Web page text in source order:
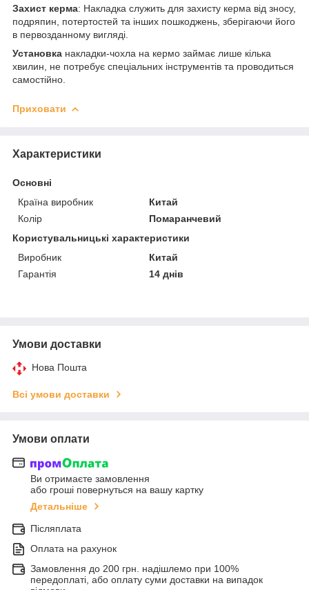
Захист керма: Накладка служить для захисту керма від зносу,
подряпин, потертостей та інших пошкоджень, зберігаючи його
в первозданному вигляді.
Установка накладки-чохла на кермо займає лише кілька
хвилин, не потребує спеціальних інструментів та проводиться
самостійно.
Приховати
Характеристики
Основні
Країна виробник
Китай
Колір
Помаранчевий
Користувальницькі характеристики
Виробник
Китай
Гарантія
14 днів
Умови доставки
Нова Пошта
Всі умови доставки
Умови оплати
Ви отримаєте замовлення
або гроші повернуться на вашу картку
Детальніше
Післяплата
Оплата на рахунок
Замовлення до 200 грн. надішлемо при 100%
передоплаті, або оплату суми доставки на випадок